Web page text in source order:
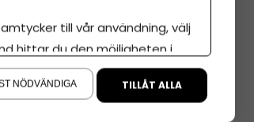
till vår användning, välj
hittar du den möjligheten i
NÖDVÄNDIGA TILLÅT ALLA